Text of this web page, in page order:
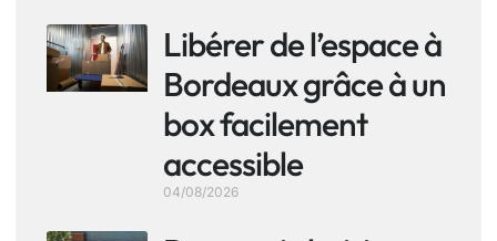
Libérer de l’espace à
Bordeaux grâce à un
box facilement
accessible
04/08/2026